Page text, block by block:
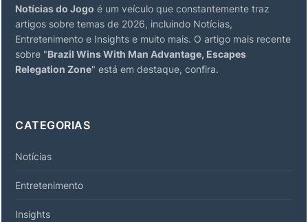
Notícias do Jogo é um veículo que constantemente traz
artigos sobre temas de 2026, incluindo Notícias,
Entretenimento e Insights e muito mais. O artigo mais recente
sobre "Brazil Wins With Man Advantage, Escapes
Relegation Zone" está em destaque, confira.
CATEGORIAS
Notícias
Entretenimento
Insights